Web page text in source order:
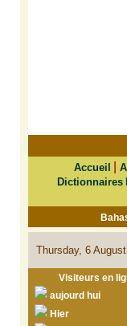
Accueil
Dictionnaires
Thursday, 6
Visiteurs en
aujourd hui
Hier